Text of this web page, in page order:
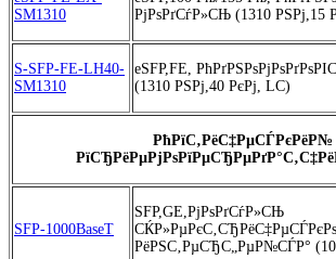
SM1310
РјРѕРґСѓР»СЊ (1310 РЅРј,15
S-SFP-FE-LH40-
SM1310
eSFP,FE,
(1310 РЅРј,40 РєРј, LC)
РћРїС‚РёС‡РµСЃРєРёР№
SFP-1000BaseT
SFP,GE,РјРѕРґСѓР»СЊ
РёРЅС‚РµСЂС„РµР№СЃР°